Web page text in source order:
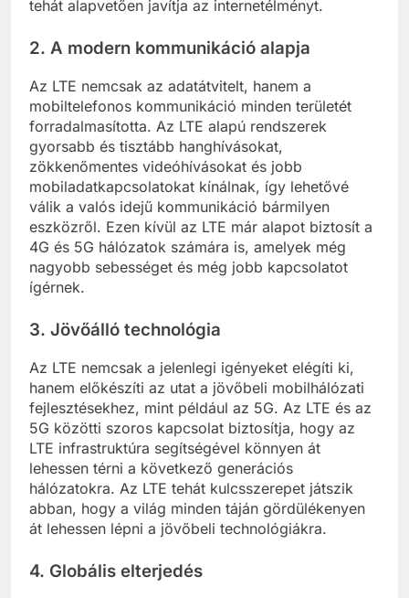
tehát alapvetően javítja az internetélményt.
2. A modern kommunikáció alapja
Az LTE nemcsak az adatátvitelt, hanem a
mobiltelefonos kommunikáció minden területét
forradalmasította. Az LTE alapú rendszerek
gyorsabb és tisztább hanghívásokat,
zökkenőmentes videóhívásokat és jobb
mobiladatkapcsolatokat kínálnak, így lehetővé
válik a valós idejű kommunikáció bármilyen
eszközről. Ezen kívül az LTE már alapot biztosít a
4G és 5G hálózatok számára is, amelyek még
nagyobb sebességet és még jobb kapcsolatot
ígérnek.
3. Jövőálló technológia
Az LTE nemcsak a jelenlegi igényeket elégíti ki,
hanem előkészíti az utat a jövőbeli mobilhálózati
fejlesztésekhez, mint például az 5G. Az LTE és az
5G közötti szoros kapcsolat biztosítja, hogy az
LTE infrastruktúra segítségével könnyen át
lehessen térni a következő generációs
hálózatokra. Az LTE tehát kulcsszerepet játszik
abban, hogy a világ minden táján gördülékenyen
át lehessen lépni a jövőbeli technológiákra.
4. Globális elterjedés